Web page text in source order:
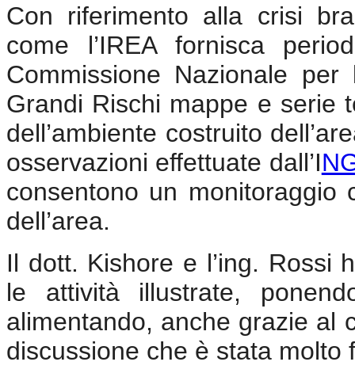
Con riferimento alla crisi
come l’IREA fornisca
Commissione Nazionale
Grandi Rischi mappe e serie
dell’ambiente costruito
osservazioni effettuate dall’I
consentono un
dell’area.
Il dott. Kishore e l’ing. Rossi
le attività illustrate,
alimentando, anche grazie al
discussione che è stata molto